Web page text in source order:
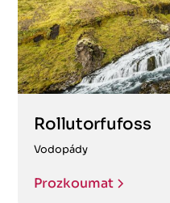
Rollutorfufoss
Vodopády
Prozkoumat